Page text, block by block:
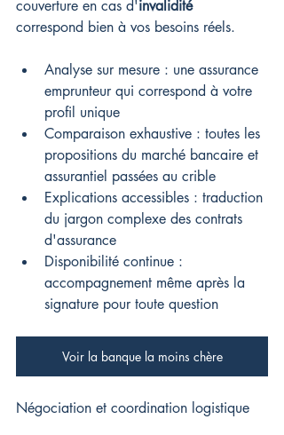
couverture en cas d'invalidité
correspond bien à vos besoins réels.
Analyse sur mesure : une assurance
emprunteur qui correspond à votre
profil unique
Comparaison exhaustive : toutes les
propositions du marché bancaire et
assurantiel passées au crible
Explications accessibles : traduction
du jargon complexe des contrats
d'assurance
Disponibilité continue :
accompagnement même après la
signature pour toute question
Voir la banque la moins chère
Négociation et coordination logistique